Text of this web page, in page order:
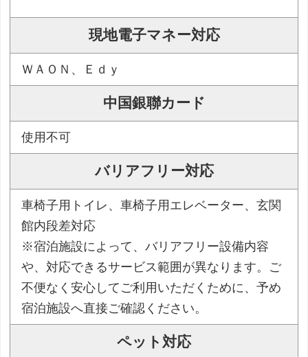
現地電子マネー対応
ＷＡＯＮ、Ｅｄｙ
中国銀聯カード
使用不可
バリアフリー対応
車椅子用トイレ、車椅子用エレベーター、玄関
館内段差対応
※宿泊施設によって、バリアフリー設備内容
や、対応できるサービス範囲が異なります。ご
不便なく安心してご利用いただくために、予め
宿泊施設へ直接ご確認ください。
ペット対応